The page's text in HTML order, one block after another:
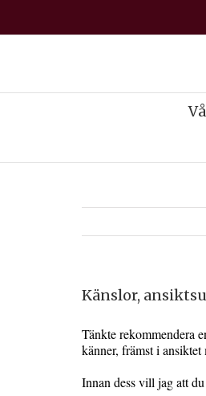
Känslor,
Tänkte rekommendera
känner, främst i
Innan dess vill jag att